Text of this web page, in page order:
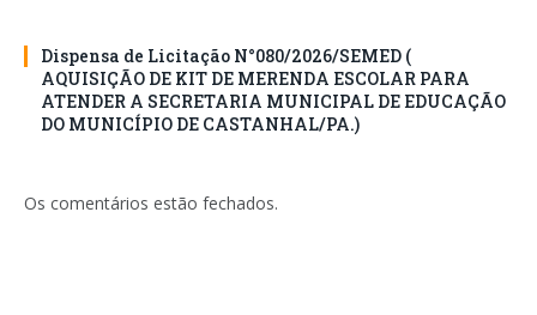
Dispensa de Licitação N°080/2026/SEMED (
AQUISIÇÃO DE KIT DE MERENDA ESCOLAR PARA
ATENDER A SECRETARIA MUNICIPAL DE EDUCAÇÃO
DO MUNICÍPIO DE CASTANHAL/PA.)
Os comentários estão fechados.